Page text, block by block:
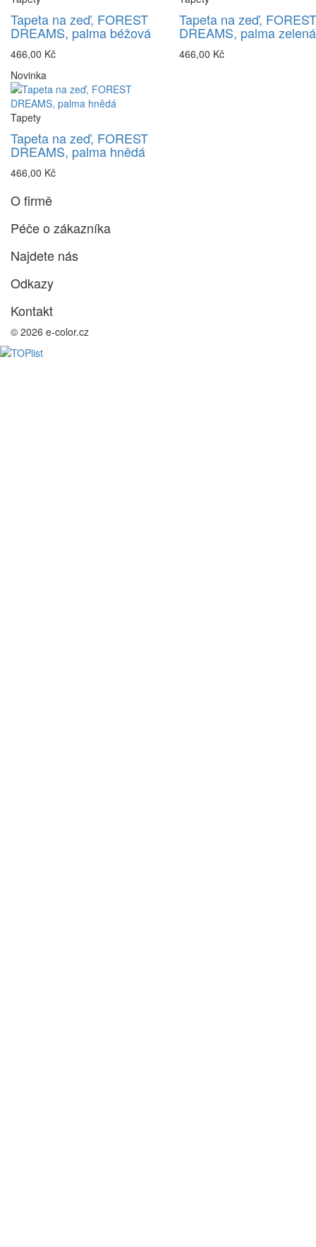
Tapeta na zeď, FOREST
DREAMS, palma béžová
466,00 Kč
Tapeta na zeď, FOREST
DREAMS, palma zelená
466,00 Kč
Novinka
Tapety
Tapeta na zeď, FOREST
DREAMS, palma hnědá
466,00 Kč
O firmě
Péče o zákazníka
Najdete nás
Odkazy
Kontakt
© 2026 e-color.cz